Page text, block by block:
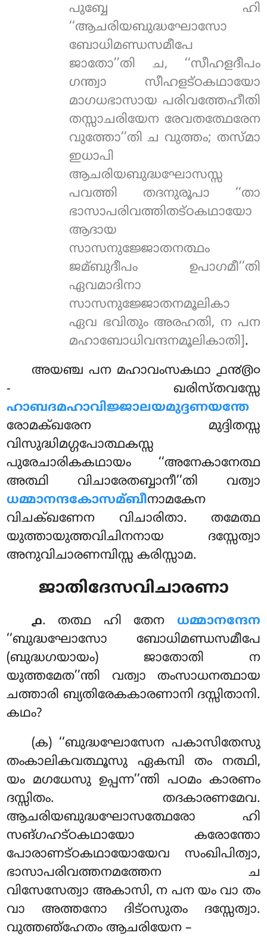
പുബ്ബേ ഹി
‘‘ആചരിയബുദ്ധഘോസോ
ബോധിമണ്ഡസമീപേ
ജാതോ’’തി ച, ‘‘സീഹളദീപം
ഗന്ത്വാ സീഹളട്ഠകഥായോ
മാഗധഭാസായ പരിവത്തേഹീതി
തസ്സാചരിയേന രേവതത്ഥേരേന
വുത്തോ’’തി ച വുത്തം; തസ്മാ
ഇധാപി
ആചരിയബുദ്ധഘോസസ്സ
പവത്തി തദനുരൂപാ ‘‘താ
ഭാസാപരിവത്തിതട്ഠകഥായോ
ആദായ
സാസനുജ്ജോതനത്ഥം
ജമ്ബുദീപം ഉപാഗമീ’’തി
ഏവമാദിനാ
സാസനുജ്ജോതനമൂലികാ
ഏവ ഭവിതും അരഹതി, ന പന
മഹാബോധിവന്ദനമൂലികാതി] .
അയഞ്ച പന മഹാവംസകഥാ ൧൯൫൦
- ഖരിസ്തവസ്സേ
ഹാബദമഹാവിജ്ജാലയമുദ്ദണയന്തേ
രോമക്ഖരേന മുദ്ദിതസ്സ
വിസുദ്ധിമഗ്ഗപോത്ഥകസ്സ
പുരേചാരികകഥായം ‘‘അനേകാനേത്ഥ
അത്ഥി വിചാരേതബ്ബാനീ’’തി വത്വാ
ധമ്മാനന്ദകോസമ്ബീനാമകേന
വിചക്ഖണേന വിചാരിതാ. തമേത്ഥ
യുത്തായുത്തവിചിനനായ ദസ്സേത്വാ
അനുവിചാരണമ്പിസ്സ കരിസ്സാമ.
ജാതിദേസവിചാരണാ
൧. തത്ഥ ഹി തേന ധമ്മാനന്ദേന
‘‘ബുദ്ധഘോസോ ബോധിമണ്ഡസമീപേ
(ബുദ്ധഗയായം) ജാതോതി ന
യുത്തമേത’’ന്തി വത്വാ തംസാധനത്ഥായ
ചത്താരി ബ്യതിരേകകാരണാനി ദസ്സിതാനി.
കഥം?
(ക) ‘‘ബുദ്ധഘോസേന പകാസിതേസു
തംകാലികവത്ഥൂസു ഏകമ്പി തം നത്ഥി,
യം മഗധേസു ഉപ്പന്ന’’ന്തി പഠമം കാരണം
ദസ്സിതം. തദകാരണമേവ.
ആചരിയബുദ്ധഘോസത്ഥേരോ ഹി
സങ്ഗഹട്ഠകഥായോ കരോന്തോ
പോരാണട്ഠകഥായോയേവ സംഖിപിത്വാ,
ഭാസാപരിവത്തനമത്തേന ച
വിസേസേത്വാ അകാസി, ന പന യം വാ തം
വാ അത്തനോ ദിട്ഠസുതം ദസ്സേത്വാ.
വുത്തഞ്ഹേതം ആചരിയേന –